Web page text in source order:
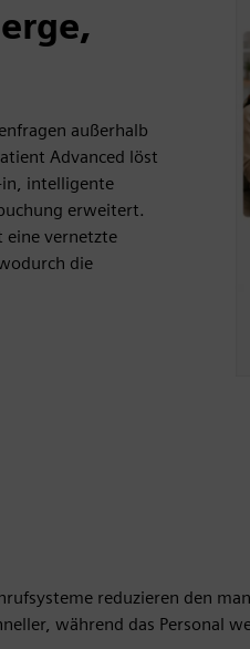
außerhalb
Advanced löst
in, intelligente
erweitert.
eine vernetzte
die
reduzieren den
während das Personal